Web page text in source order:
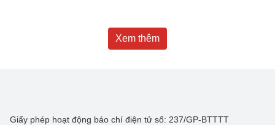
Xem thêm
Giấy phép hoạt động báo chí điện tử số: 237/GP-BTTTT